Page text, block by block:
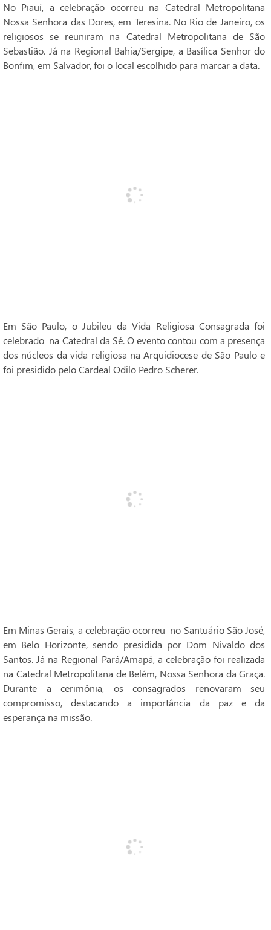
No Piauí, a celebração ocorreu na Catedral Metropolitana
Nossa Senhora das Dores, em Teresina. No Rio de Janeiro, os
religiosos se reuniram na Catedral Metropolitana de São
Sebastião. Já na Regional Bahia/Sergipe, a Basílica Senhor do
Bonfim, em Salvador, foi o local escolhido para marcar a data.
Em São Paulo, o Jubileu da Vida Religiosa Consagrada foi
celebrado na Catedral da Sé. O evento contou com a presença
dos núcleos da vida religiosa na Arquidiocese de São Paulo e
foi presidido pelo Cardeal Odilo Pedro Scherer.
Em Minas Gerais, a celebração ocorreu no Santuário São José,
em Belo Horizonte, sendo presidida por Dom Nivaldo dos
Santos. Já na Regional Pará/Amapá, a celebração foi realizada
na Catedral Metropolitana de Belém, Nossa Senhora da Graça.
Durante a cerimônia, os consagrados renovaram seu
compromisso, destacando a importância da paz e da
esperança na missão.